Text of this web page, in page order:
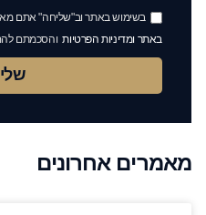
בשימוש באתר וב"שליחה" אתם
באתר ומדיניות הפרטיות והסכמתם
מאמרים אחרונים